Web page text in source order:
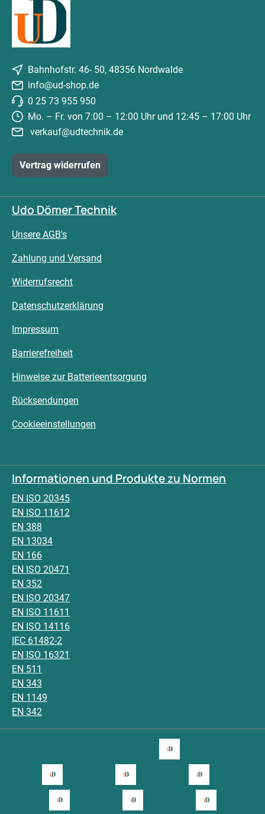
Bahnhofstr. 46- 50, 48356 Nordwalde
info@ud-shop.de
0 25 73 955 950
Mo. – Fr. von 7:00 – 12:00 Uhr und 12:45 – 17:00 Uhr
verkauf@udtechnik.de
Vertrag widerrufen
Udo Dömer Technik
Unsere AGB's
Zahlung und Versand
Widerrufsrecht
Datenschutzerklärung
Impressum
Barrierefreiheit
Hinweise zur Batterieentsorgung
Rücksendungen
Cookieeinstellungen
Informationen und Produkte zu Normen
EN ISO 20345
EN ISO 11612
EN 388
EN 13034
EN 166
EN ISO 20471
EN 352
EN ISO 20347
EN ISO 11611
EN ISO 14116
IEC 61482-2
EN ISO 16321
EN 511
EN 343
EN 1149
EN 342